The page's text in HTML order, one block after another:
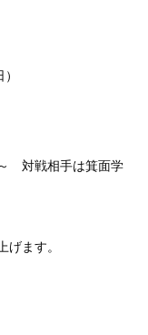
対戦相手は箕面学
ます。